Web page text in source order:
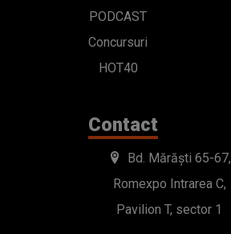
PODCAST
Concursuri
HOT40
Contact
Bd. Mărăști 65-67,
Romexpo Intrarea C,
Pavilion T, sector 1